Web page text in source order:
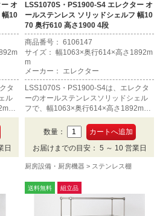
オ
幅10
タ
ル
日
LSS1070S・PS1900-S4 エレクター オ
ールステンレス ソリッドシェルフ 幅10
70 奥行610 高さ1900 4段
商品番号： 6106147
サイズ： 幅1063×奥行614×高さ1892m
m
メーカー： エレクター
LSS1070S・PS1900-S4は、エレクタ
ーのオールステンレスソリッドシェル
フで、幅1063×奥行614×高さ1892mm
の4段です。
数量：
お届けまでの目安： 5 ～ 10 営業日
厨房設備・厨房機器 ステンレス棚
送料無料 組立品